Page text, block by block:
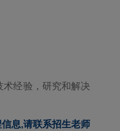
经验，研究和解决
息,请联系招生老师